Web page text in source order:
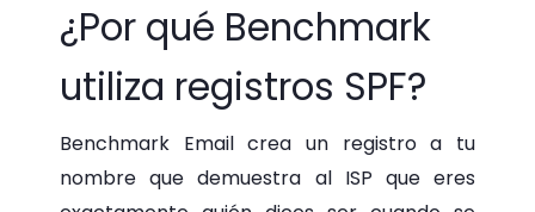
¿Por qué Benchmark
utiliza registros SPF?
Benchmark Email crea un registro a tu
nombre que demuestra al ISP que eres